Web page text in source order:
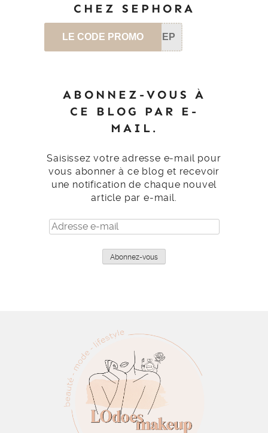
CHEZ SEPHORA
LE CODE PROMO SEP
ABONNEZ-VOUS À
CE BLOG PAR E-
MAIL.
Saisissez votre adresse e-mail pour
vous abonner à ce blog et recevoir
une notification de chaque nouvel
article par e-mail.
Adresse
e-
Abonnez-vous